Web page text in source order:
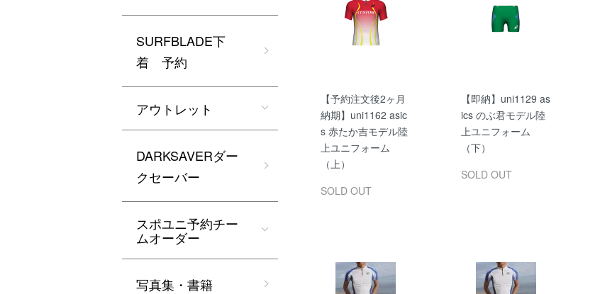
【予約注文後2ヶ月
納期】uni1162 asic
s 赤たか吉モデル陸
上ユニフォーム
（上）
SOLD OUT
【即納】uni1129 as
ics のぶ君モデル陸
上ユニフォーム
（下）
SOLD OUT
SURFBLADE下
着 予約
アウトレット
DARKSAVERダー
クセーバー
スポユニ予約チー
ムオーダー
写真集・書籍